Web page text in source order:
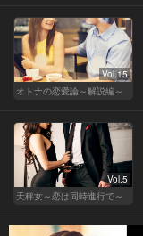
Vol.15
オトナの恋愛論～解説編～
Vol.5
天秤女～恋は同時進行で～